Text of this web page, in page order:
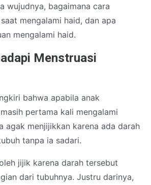
wujudnya, bagaimana cara
mengalami haid, dan apa
mengalami haid.
Menstruasi
bahwa apabila anak
pertama kali mengalami
agak menjijikkan karena ada darah
tanpa ia sadari.
jijik karena darah tersebut
dari tubuhnya. Justru darinya,